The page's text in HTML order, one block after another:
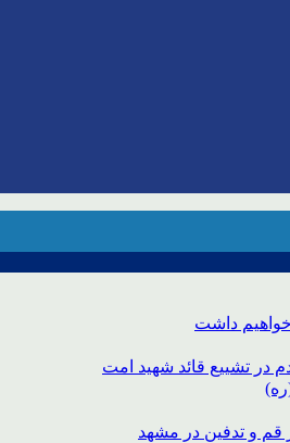
داشت
در تشییع قائد شهید امت